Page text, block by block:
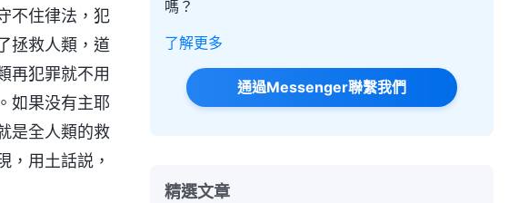
不住律法，犯
拯救人類，道
再犯罪就不用
如果没有主耶
是全人類的救
，用土話説，
嗎？
了解更多
通過Messenger聯繫我們
精選文章